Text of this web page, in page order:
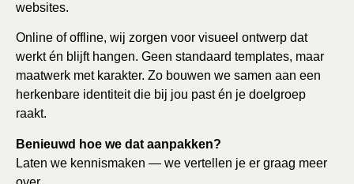
websites.
Online of offline, wij zorgen voor visueel ontwerp dat
werkt én blijft hangen. Geen standaard templates, maar
maatwerk met karakter. Zo bouwen we samen aan een
herkenbare identiteit die bij jou past én je doelgroep
raakt.
Benieuwd hoe we dat aanpakken?
Laten we kennismaken — we vertellen je er graag meer